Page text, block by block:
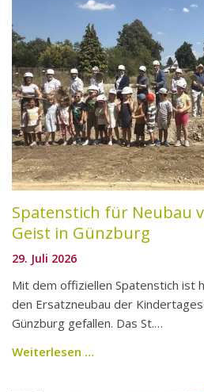
Referenzen
Verwalten
Mieten
Reparaturmeldung
Stellenangebote
Spatenstich für Neubau
Geist in Günzburg
29. Juli 2026
Mit dem offiziellen Spatenstich ist
den Ersatzneubau der
Günzburg gefallen. Das St.…
Weiterlesen …